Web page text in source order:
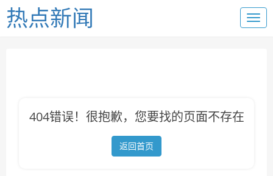
热点新闻
404错误！很抱歉，您要找的页面不存在
返回首页